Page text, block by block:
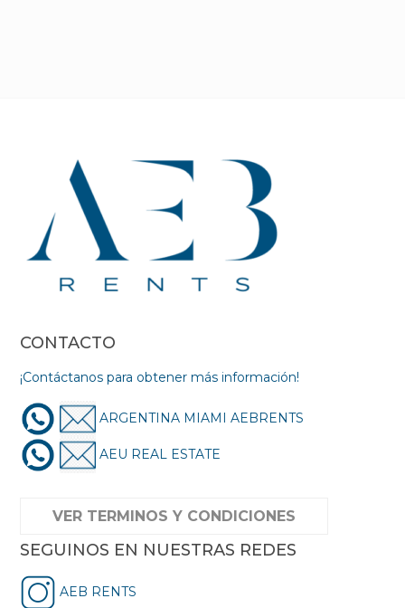
CONTACTO
¡Contáctanos para obtener más información!
ARGENTINA MIAMI AEBRENTS
AEU REAL ESTATE
VER TERMINOS Y CONDICIONES
SEGUINOS EN NUESTRAS REDES
AEB RENTS